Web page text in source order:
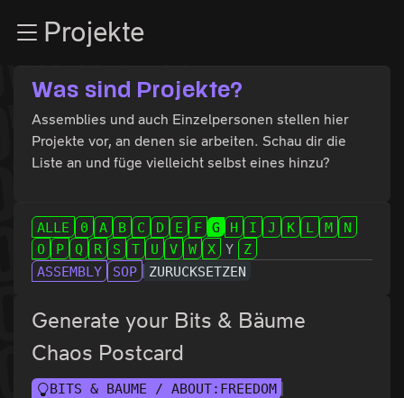
Zum InhaltProjekte
Was sind Projekte?
Assemblies und auch Einzelpersonen stellen hier
Projekte vor, an denen sie arbeiten. Schau dir die
Liste an und füge vielleicht selbst eines hinzu?
ALLE 0 A B C D E F G H I J K L M
N
O
P Q R S T U V W X Y
Z
ASSEMBLY
SOP ZURÜCKSETZEN
Generate your Bits & Bäume
Chaos Postcard
BITS & BÄUME / ABOUT:FREEDOM